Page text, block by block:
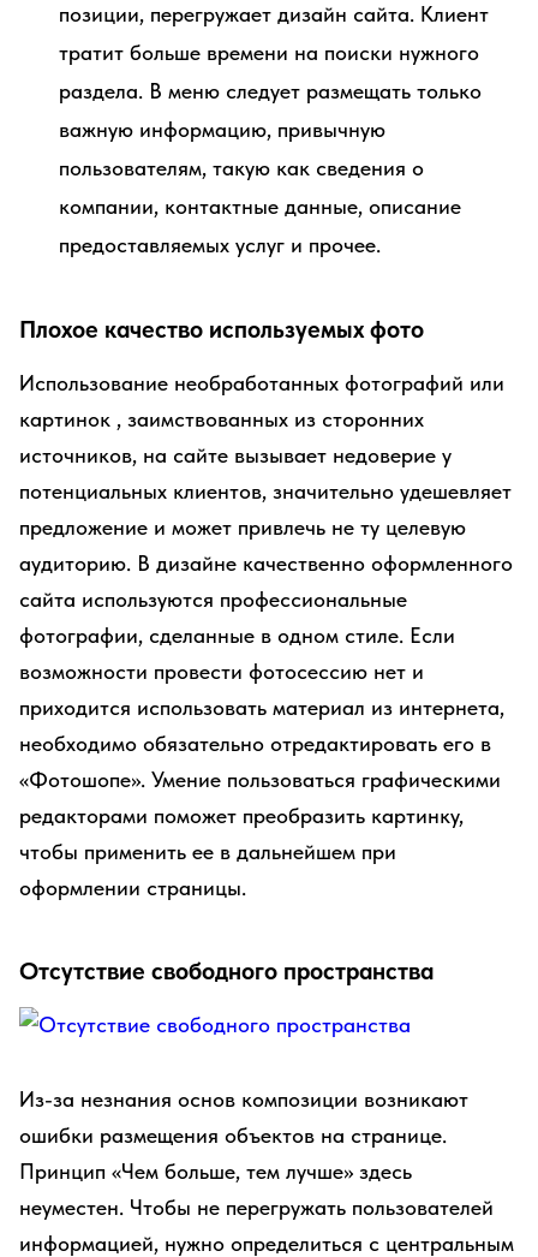
позиции, перегружает дизайн сайта. Клиент
тратит больше времени на поиски нужного
раздела. В меню следует размещать только
важную информацию, привычную
пользователям, такую как сведения о
компании, контактные данные, описание
предоставляемых услуг и прочее.
Плохое качество используемых фото
Использование необработанных фотографий или
картинок , заимствованных из сторонних
источников, на сайте вызывает недоверие у
потенциальных клиентов, значительно удешевляет
предложение и может привлечь не ту целевую
аудиторию. В дизайне качественно оформленного
сайта используются профессиональные
фотографии, сделанные в одном стиле. Если
возможности провести фотосессию нет и
приходится использовать материал из интернета,
необходимо обязательно отредактировать его в
«Фотошопе». Умение пользоваться графическими
редакторами поможет преобразить картинку,
чтобы применить ее в дальнейшем при
оформлении страницы.
Отсутствие свободного пространства
Из-за незнания основ композиции возникают
ошибки размещения объектов на странице.
Принцип «Чем больше, тем лучше» здесь
неуместен. Чтобы не перегружать пользователей
информацией, нужно определиться с центральным